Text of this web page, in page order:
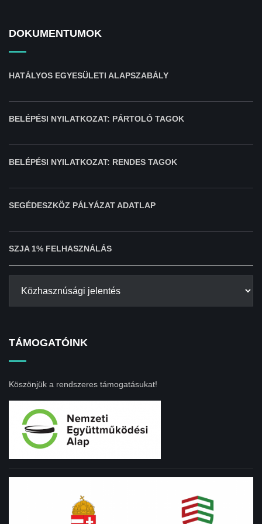
DOKUMENTUMOK
HATÁLYOS EGYESÜLETI ALAPSZABÁLY
BELÉPÉSI NYILATKOZAT: PÁRTOLÓ TAGOK
BELÉPÉSI NYILATKOZAT: RENDES TAGOK
SEGÉDESZKÖZ PÁLYÁZAT ADATLAP
SZJA 1% FELHASZNÁLÁS
TÁMOGATÓINK
Köszönjük a rendszeres támogatásukat!